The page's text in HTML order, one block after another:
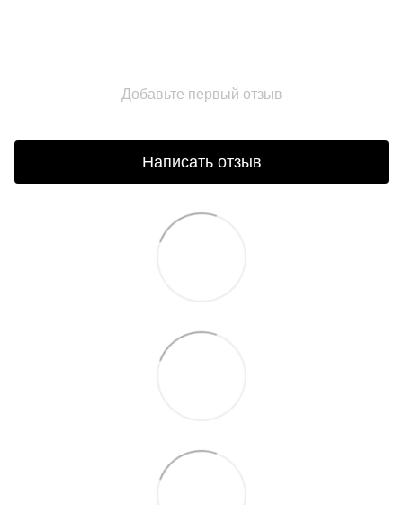
Добавьте первый отзыв
Написать отзыв